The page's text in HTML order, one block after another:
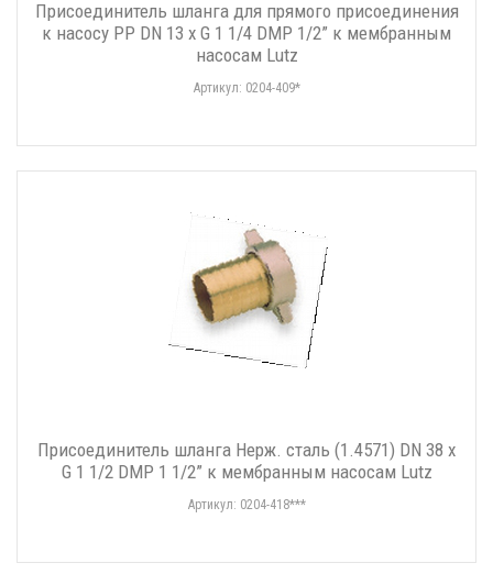
Присоединитель шланга для прямого присоединения
к насосу PP DN 13 x G 1 1/4 DMP 1/2” к мембранным
насосам Lutz
Артикул: 0204-409*
Присоединитель шланга Нерж. сталь (1.4571) DN 38 x
G 1 1/2 DMP 1 1/2” к мембранным насосам Lutz
Артикул: 0204-418***